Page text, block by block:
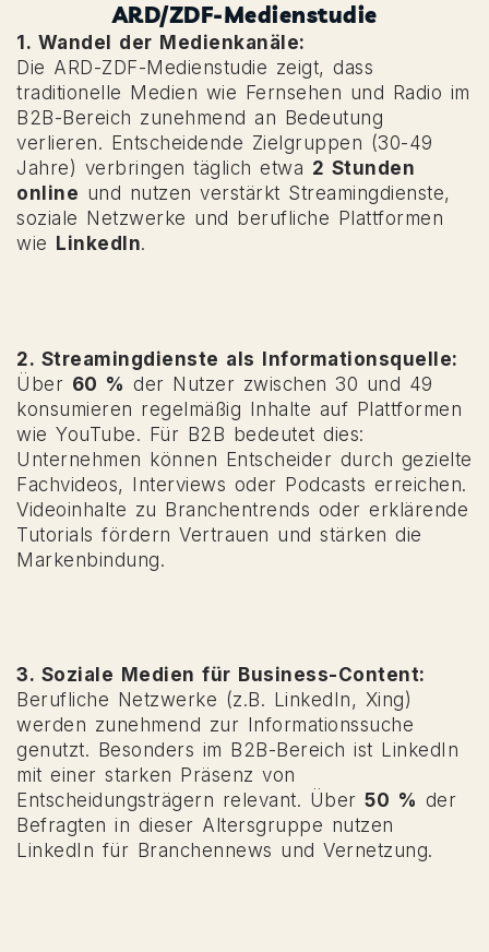
ARD/ZDF-Medienstudie
1. Wandel der Medienkanäle:
Die ARD-ZDF-Medienstudie zeigt, dass
traditionelle Medien wie Fernsehen und Radio im
B2B-Bereich zunehmend an Bedeutung
verlieren. Entscheidende Zielgruppen (30-49
Jahre) verbringen täglich etwa 2 Stunden
online und nutzen verstärkt Streamingdienste,
soziale Netzwerke und berufliche Plattformen
wie LinkedIn.
2. Streamingdienste als Informationsquelle:
Über 60 % der Nutzer zwischen 30 und 49
konsumieren regelmäßig Inhalte auf Plattformen
wie YouTube. Für B2B bedeutet dies:
Unternehmen können Entscheider durch gezielte
Fachvideos, Interviews oder Podcasts erreichen.
Videoinhalte zu Branchentrends oder erklärende
Tutorials fördern Vertrauen und stärken die
Markenbindung.
3. Soziale Medien für Business-Content:
Berufliche Netzwerke (z.B. LinkedIn, Xing)
werden zunehmend zur Informationssuche
genutzt. Besonders im B2B-Bereich ist LinkedIn
mit einer starken Präsenz von
Entscheidungsträgern relevant. Über 50 % der
Befragten in dieser Altersgruppe nutzen
LinkedIn für Branchennews und Vernetzung.